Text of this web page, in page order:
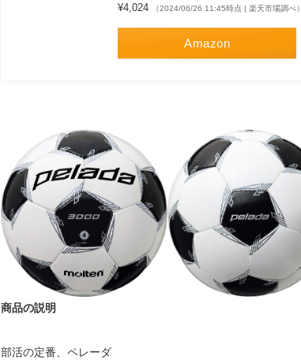
¥4,024 （2024/06/26 11:45時点 | 楽天市場調べ）
Amazon
商品の説明
部活の定番、ペレーダ